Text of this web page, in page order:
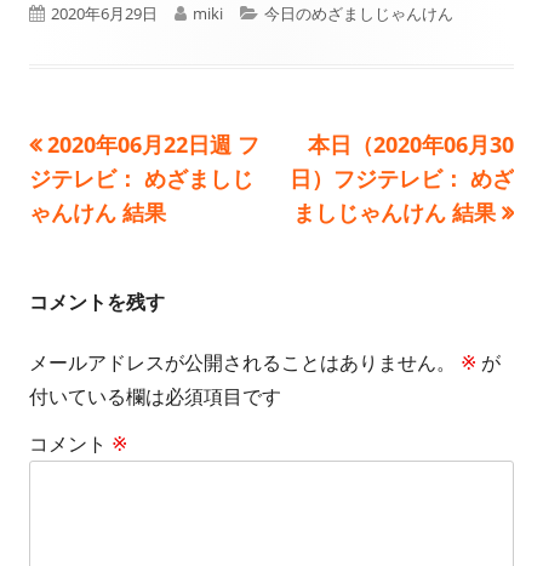
公
2020年6月29日
作
miki
カ
今日のめざましじゃんけん
投
稿
ビ
ゲ
ー
シ
前
の
記
2020年06月22日週 フ
ジテレビ： めざましじ
ゃんけん 結果
次
の
記
本日（2020年06月30
日）フジテレビ： めざ
ましじゃんけん 結果
コメントを残す
メールアドレスが公開されることはありません。 ※ が
付いている欄は必須項目です
コメント ※